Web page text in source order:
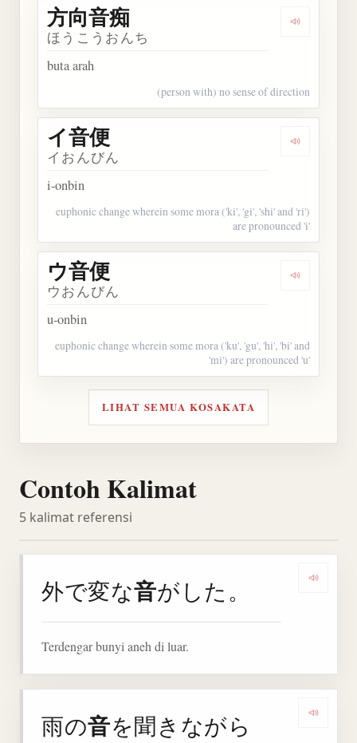
Dengarkan
方向音痴
ほうこうおんち
buta arah
(person with) no sense of direction
Dengarkan
イ音便
イおんびん
i-onbin
euphonic change wherein some mora ('ki', 'gi', 'shi' and 'ri')
are pronounced 'i'
Dengarkan
ウ音便
ウおんびん
u-onbin
euphonic change wherein some mora ('ku', 'gu', 'hi', 'bi' and
'mi') are pronounced 'u'
LIHAT SEMUA KOSAKATA
Contoh Kalimat
5 kalimat referensi
外で変な音がした。
Terdengar bunyi aneh di luar.
雨の音を聞きながら